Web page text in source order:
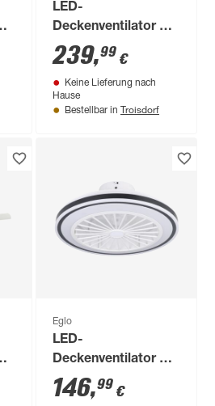
LED-
Deckenventilator mit
Beleuchtung 'Frana'
dimmbar 28 W 3600
lm warmweiß,
neutralweiß Ø 50 x
239,99 €
Keine Lieferung nach
Hause
Bestellbar in Troisdorf
Eglo
LED-
Deckenventilator mit
Beleuchtung
'Almeria' dimmbar
146,99 €